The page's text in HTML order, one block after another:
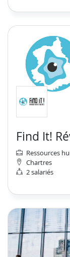
Find It!
Ressources
Chartres
2 salariés